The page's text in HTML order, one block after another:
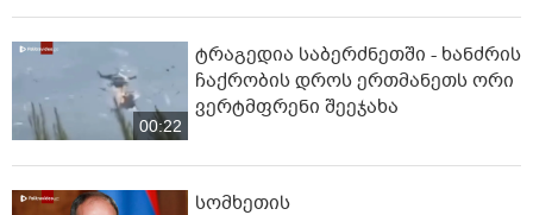
00:22
ტრაგედია საბერძნეთში - ხანძრის
ჩაქრობის დროს ერთმანეთს ორი
ვერტმფრენი შეეჯახა
სომხეთის